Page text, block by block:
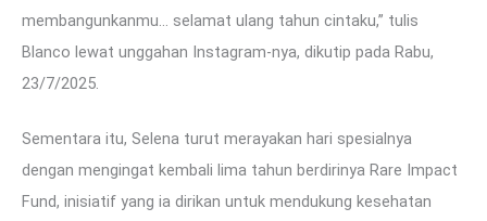
membangunkanmu… selamat ulang tahun cintaku,” tulis
Blanco lewat unggahan Instagram-nya, dikutip pada Rabu,
23/7/2025.
Sementara itu, Selena turut merayakan hari spesialnya
dengan mengingat kembali lima tahun berdirinya Rare Impact
Fund, inisiatif yang ia dirikan untuk mendukung kesehatan